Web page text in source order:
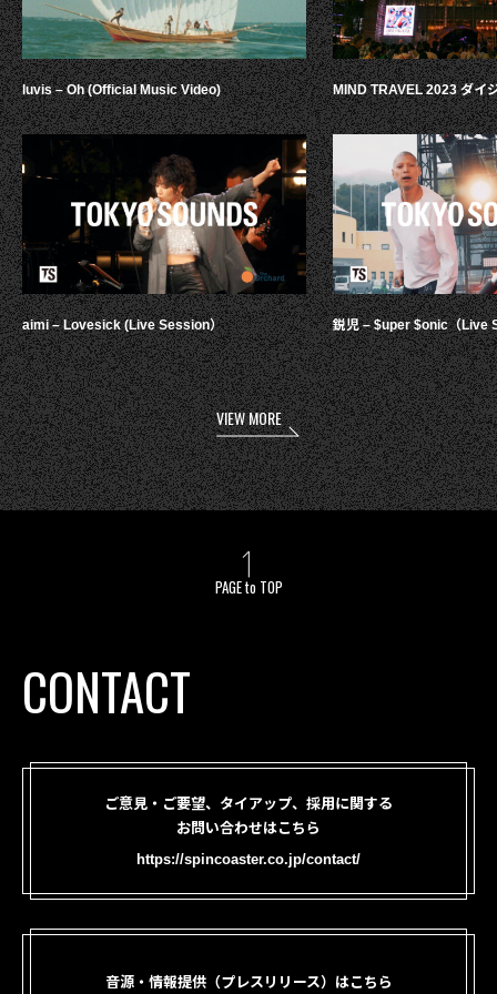
luvis – Oh (Official Music Video)
aimi – Lovesick (Live Session）
MIND TRAVEL 2023 ダイ
鋭児 – $uper $onic（Live
VIEW MORE
PAGE to TOP
CONTACT
ご意見・ご要望、タイアップ、採用に関する
お問い合わせはこちら
https://spincoaster.co.jp/contact/
音源・情報提供（プレスリリース）はこちら